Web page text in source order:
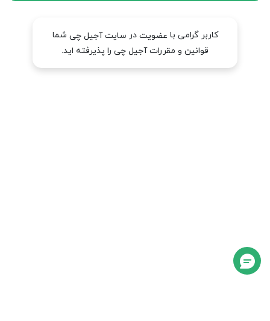
کاربر گرامی با عضویت در سایت آجیل چی شما
قوانین و مقررات آجیل چی را پذیرفته اید.